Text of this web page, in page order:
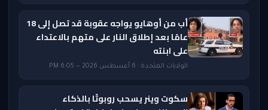
أب من أوهايو يواجه عقوبة قد تصل إلى 18
عامًا بعد إطلاق النار على متهم بالاعتداء
على ابنته
الولايات المتحدة · 6 أغسطس 2026 — 6:05 PM
سكوت وينر يسحب روبوتًا بالذكاء